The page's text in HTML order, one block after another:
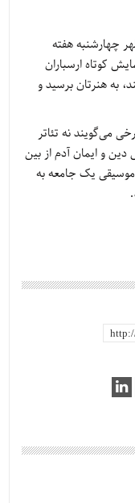
چهارشنبه هفته
کوتاه ارسباران
به هنرتان برسید و
می‌گویند نه تئاتر
و ایمان آدم از بین
یک جامعه به